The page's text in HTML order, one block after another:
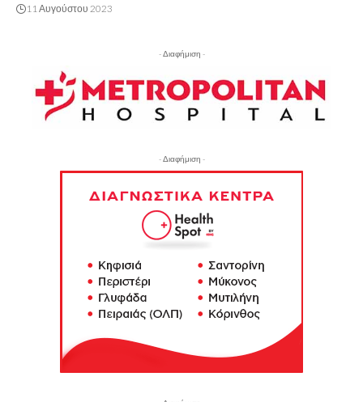
11 Αυγούστου 2023
- Διαφήμιση -
- Διαφήμιση -